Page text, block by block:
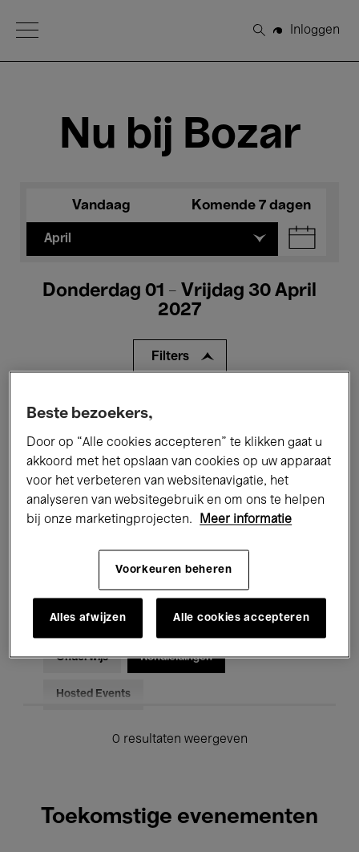
Open Menu
Zoeken
Inloggen
Nu bij Bozar
Vandaag Komende 7 dagen
April
Donderdag 01 - Vrijdag 30 April
2027
Filters
Alle evenementen
Tentoonstellingen Films
Performances Lezingen & Debatten
Jazz Klassieke Muziek Global Music
Voor iedereen Kids’ Palace
Onderwijs Rondleidingen
Hosted Events
0 resultaten weergeven
Toekomstige evenementen
Beste bezoekers,
Door op “Alle cookies accepteren” te klikken gaat u
akkoord met het opslaan van cookies op uw apparaat
voor het verbeteren van websitenavigatie, het
analyseren van websitegebruik en om ons te helpen
bij onze marketingprojecten.
Meer informatie
Voorkeuren beheren
Alles afwijzen Alle cookies accepteren